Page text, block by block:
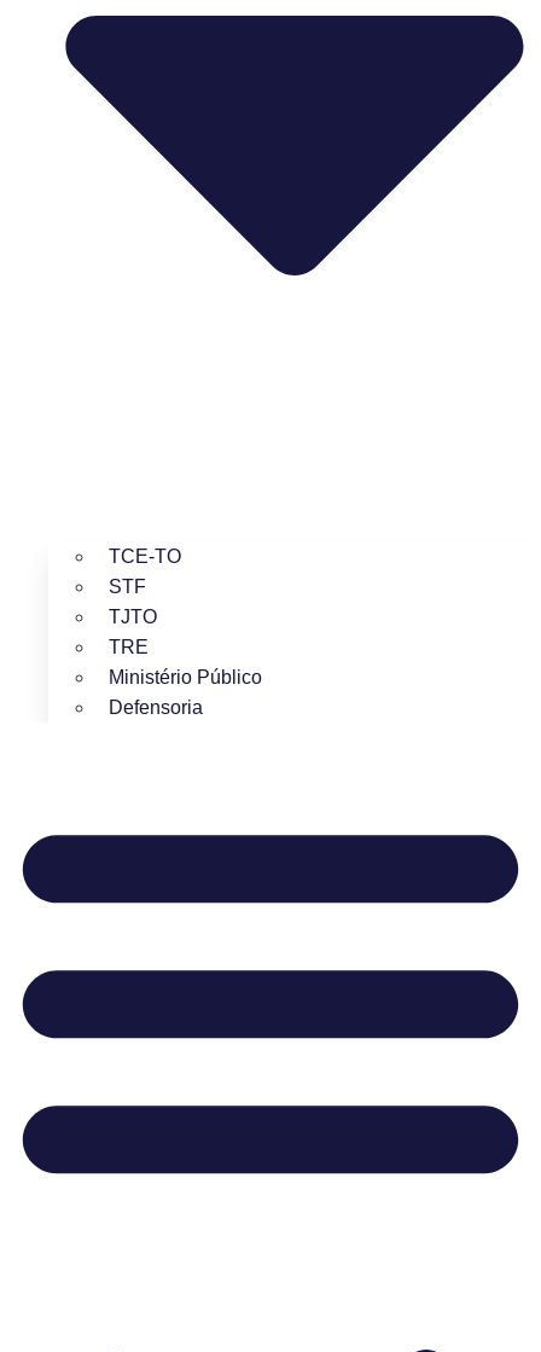
TCE-TO
STF
TJTO
TRE
Ministério Público
Defensoria